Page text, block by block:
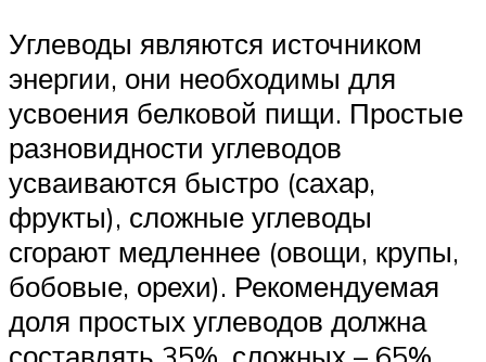
Углеводы являются источником
энергии, они необходимы для
усвоения белковой пищи. Простые
разновидности углеводов
усваиваются быстро (сахар,
фрукты), сложные углеводы
сгорают медленнее (овощи, крупы,
бобовые, орехи). Рекомендуемая
доля простых углеводов должна